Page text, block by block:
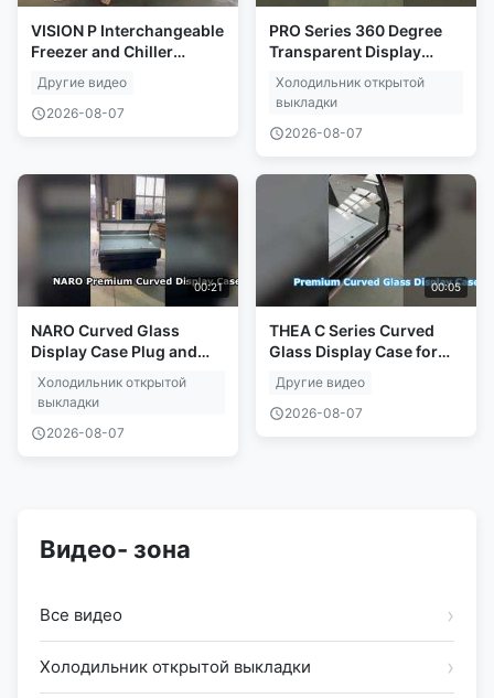
VISION P Interchangeable
Freezer and Chiller
Другие видео
2026-08-07
PRO Series 360 Degree
Transparent Display
Холодильник открытой
выкладки
2026-08-07
00:21
NARO Curved Glass
Display Case Plug and
Холодильник открытой
выкладки
2026-08-07
00:05
THEA C Series Curved
Glass Display Case for
Другие видео
2026-08-07
Видео- зона
Все видео
Холодильник открытой выкладки